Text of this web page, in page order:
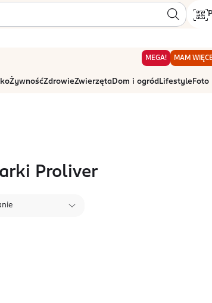
MEGA! MAM
ŻywnośćZdrowieZwierzętaDom i ogród Lifestyle Foto
Proliver